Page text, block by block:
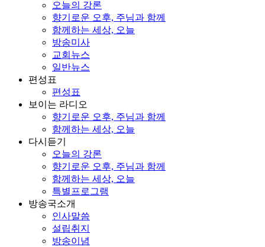
오늘의 강론
향기로운 오후, 주님과 함께
함께하는 세상, 오늘
방송미사
교회뉴스
일반뉴스
편성표
편성표
보이는 라디오
향기로운 오후, 주님과 함께
함께하는 세상, 오늘
다시듣기
오늘의 강론
향기로운 오후, 주님과 함께
함께하는 세상, 오늘
특별프로그램
방송국소개
인사말씀
설립취지
방송이념